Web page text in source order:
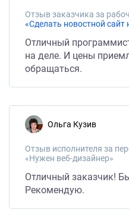
Отзыв заказчика за
Отличный
на деле. И цены
обращаться.
Ольга Кузив
Отзыв исполнителя за
«Нужен веб-дизайнер»
Отличный заказчик!
Рекомендую.